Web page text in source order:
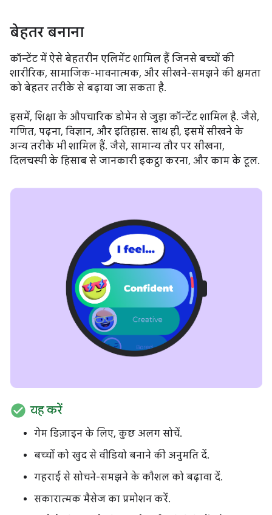
बेहतर बनाना
कॉन्टेंट में ऐसे बेहतरीन एलिमेंट शामिल हैं जिनसे बच्चों की
शारीरिक, सामाजिक-भावनात्मक, और सीखने-समझने की क्षमता
को बेहतर तरीके से बढ़ाया जा सकता है.
इसमें, शिक्षा के औपचारिक डोमेन से जुड़ा कॉन्टेंट शामिल है. जैसे,
गणित, पढ़ना, विज्ञान, और इतिहास. साथ ही, इसमें सीखने के
अन्य तरीके भी शामिल हैं. जैसे, सामान्य तौर पर सीखना,
दिलचस्पी के हिसाब से जानकारी इकट्ठा करना, और काम के टूल.
check_circle यह करें
गेम डिज़ाइन के लिए, कुछ अलग सोचें.
बच्चों को खुद से वीडियो बनाने की अनुमति दें.
गहराई से सोचने-समझने के कौशल को बढ़ावा दें.
सकारात्मक मैसेज का प्रमोशन करें.